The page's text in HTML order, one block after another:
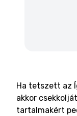
Ha tetszett az
akkor
tartalmakért